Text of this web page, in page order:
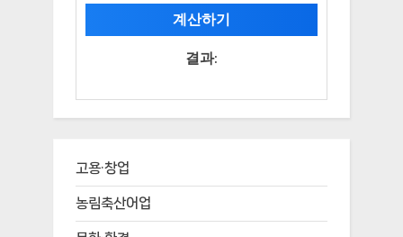
계산하기
결과:
고용·창업
농림축산어업